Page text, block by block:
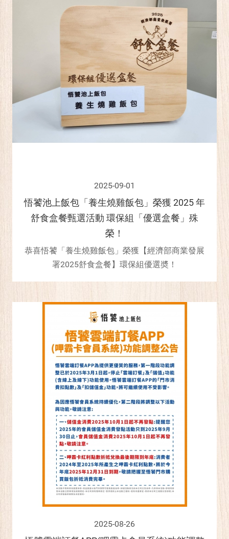
2025-09-01
悟饕池上飯包「養生燒雞飯包」榮獲 2025 年
舒食盒餐甄選活動 環保組「優選盒餐」殊
榮！
恭喜悟饕「養生燒雞飯包」榮獲【經濟部商業發展
署2025舒食盒餐】環保組優選奬！
2025-08-26